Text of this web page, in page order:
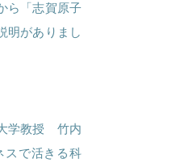
ら「志賀原子
明がありまし
学教授 竹内
スで活きる科